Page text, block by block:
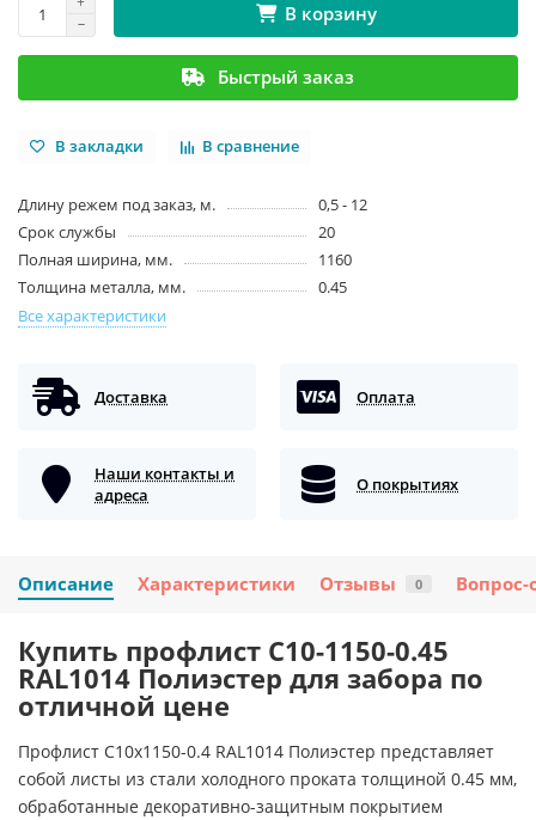
В корзину
Быстрый заказ
В закладки В сравнение
Длину режем под заказ, м.
0,5 - 12
Срок службы
20
Полная ширина, мм.
1160
Толщина металла, мм.
0.45
Все характеристики
Доставка Оплата
Наши контакты и
адреса
О покрытиях
Описание Характеристики Отзывы 0 Вопрос-
Купить профлист С10-1150-0.45
RAL1014 Полиэстер для забора по
отличной цене
Профлист С10х1150-0.4 RAL1014 Полиэстер представляет
собой листы из стали холодного проката толщиной 0.45 мм,
обработанные декоративно-защитным покрытием